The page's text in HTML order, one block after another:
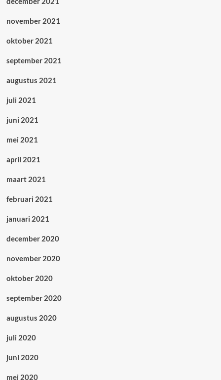
november 2021
oktober 2021
september 2021
augustus 2021
juli 2021
juni 2021
mei 2021
april 2021
maart 2021
februari 2021
januari 2021
december 2020
november 2020
oktober 2020
september 2020
augustus 2020
juli 2020
juni 2020
mei 2020